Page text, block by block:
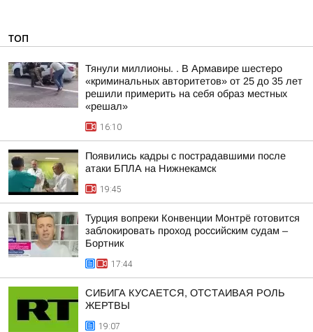
ТОП
Тянули миллионы. . В Армавире шестеро
«криминальных авторитетов» от 25 до 35 лет
решили примерить на себя образ местных
«решал»
16:10
Появились кадры с пострадавшими после
атаки БПЛА на Нижнекамск
19:45
Турция вопреки Конвенции Монтрё готовится
заблокировать проход российским судам –
Бортник
17:44
СИБИГА КУСАЕТСЯ, ОТСТАИВАЯ РОЛЬ
ЖЕРТВЫ
19:07